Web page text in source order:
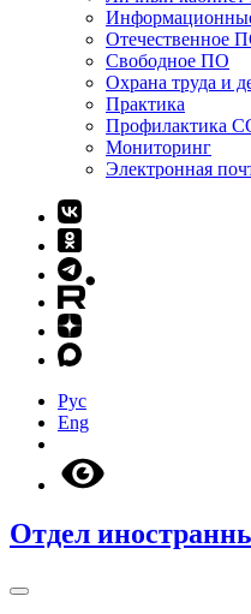
Отечественное
Свободное ПО
Охрана труда и
Практика
Профилактика
Мониторинг
Электронная
Рус
Eng
Отдел